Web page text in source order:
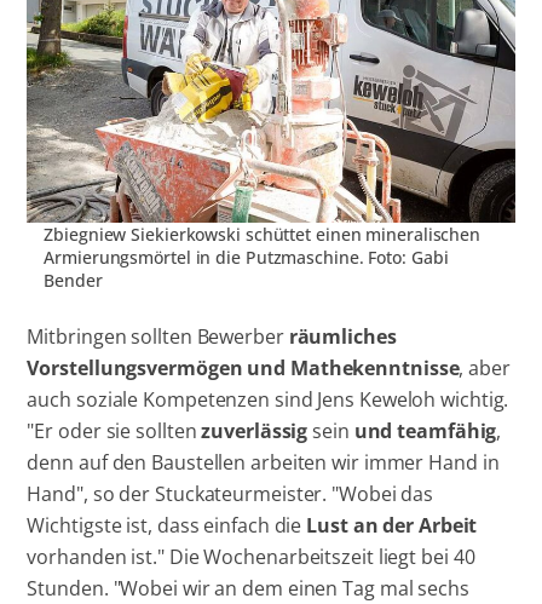
Zbiegniew Siekierkowski schüttet einen mineralischen
Armierungsmörtel in die Putzmaschine. Foto: Gabi
Bender
Mitbringen sollten Bewerber räumliches
Vorstellungsvermögen und Mathekenntnisse, aber
auch soziale Kompetenzen sind Jens Keweloh wichtig.
"Er oder sie solltenzuverlässigsein und teamfähig,
denn auf den Baustellen arbeiten wir immer Hand in
Hand", so der Stuckateurmeister. "Wobei das
Wichtigste ist, dass einfach die Lust an der Arbeit
vorhanden ist." Die Wochenarbeitszeit liegt bei 40
Stunden. "Wobei wir an dem einen Tag mal sechs